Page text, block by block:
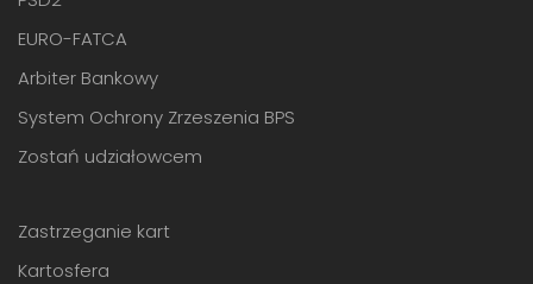
EURO-FATCA
Arbiter Bankowy
System Ochrony Zrzeszenia BPS
Zostań udziałowcem
Zastrzeganie kart
Kartosfera